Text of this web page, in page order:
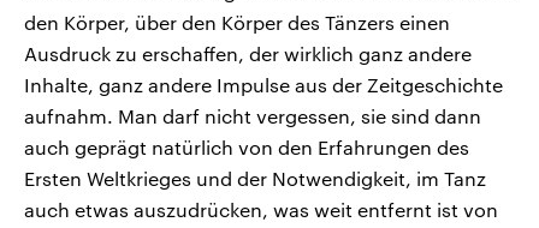
den Körper, über den Körper des Tänzers einen
Ausdruck zu erschaffen, der wirklich ganz andere
Inhalte, ganz andere Impulse aus der Zeitgeschichte
aufnahm. Man darf nicht vergessen, sie sind dann
auch geprägt natürlich von den Erfahrungen des
Ersten Weltkrieges und der Notwendigkeit, im Tanz
auch etwas auszudrücken, was weit entfernt ist von